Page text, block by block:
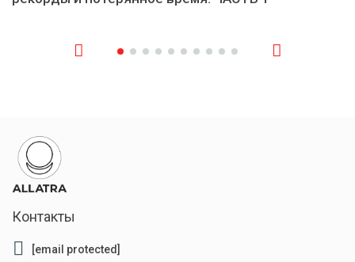
Контакты
[email protected]